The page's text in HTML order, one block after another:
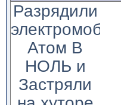
Разрядили
электромобиль
Атом В
НОЛЬ и
Застряли